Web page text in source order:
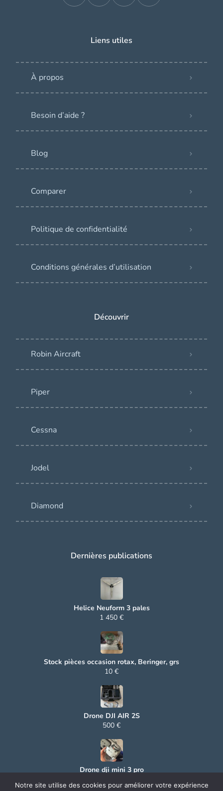
Liens utiles
À propos
Besoin d’aide ?
Blog
Comparer
Politique de confidentialité
Conditions générales d’utilisation
Découvrir
Robin Aircraft
Piper
Cessna
Jodel
Diamond
Dernières publications
Helice Neuform 3 pales
1 450 €
Stock pièces occasion rotax, Beringer, grs
10 €
Drone DJI AIR 2S
500 €
Drone dji mini 3 pro
Notre site utilise des cookies pour améliorer votre expérience